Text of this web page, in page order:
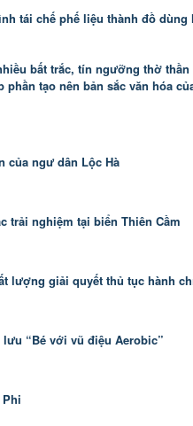
tái chế phế liệu thành đồ dùng
bất trắc, tín ngưỡng thờ
phần tạo nên bản sắc văn hóa
của ngư dân Lộc Hà
trải nghiệm tại biển Thiên Cầm
lượng giải quyết thủ tục hành
“Bé với vũ điệu Aerobic”